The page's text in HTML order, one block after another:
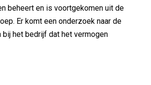
beheert en is voortgekomen uit de
Er komt een onderzoek naar de
bij het bedrijf dat het vermogen